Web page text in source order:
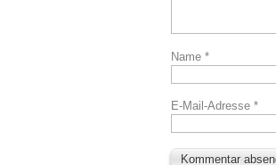
Name *
E-Mail-Adresse *